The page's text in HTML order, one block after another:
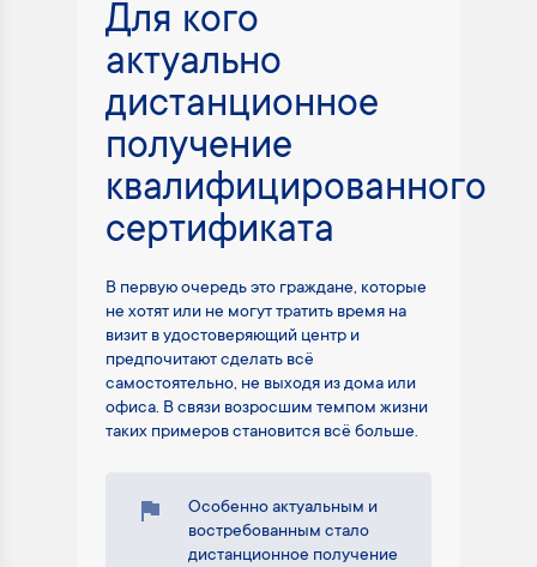
Для кого
актуально
дистанционное
получение
квалифицированного
сертификата
В первую очередь это граждане, которые
не хотят или не могут тратить время на
визит в удостоверяющий центр и
предпочитают сделать всё
самостоятельно, не выходя из дома или
офиса. В связи возросшим темпом жизни
таких примеров становится всё больше.
Особенно актуальным и
востребованным стало
дистанционное получение